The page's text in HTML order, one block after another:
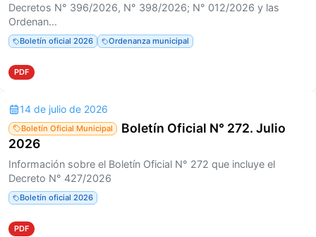
Decretos N° 396/2026, N° 398/2026; N° 012/2026 y las
Ordenan...
Boletín oficial 2026 Ordenanza municipal
PDF
14 de julio de 2026
Boletín Oficial Municipal
Boletín Oficial N° 272. Julio
2026
Información sobre el Boletín Oficial N° 272 que incluye el
Decreto N° 427/2026
Boletín oficial 2026
PDF